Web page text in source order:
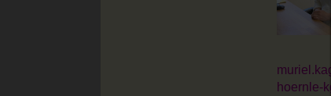
hoernle-